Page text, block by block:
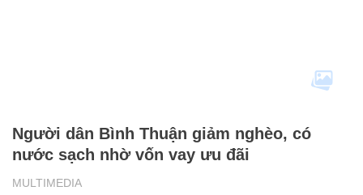
MULTIMEDIA
Người dân Bình Thuận giảm nghèo, có
nước sạch nhờ vốn vay ưu đãi